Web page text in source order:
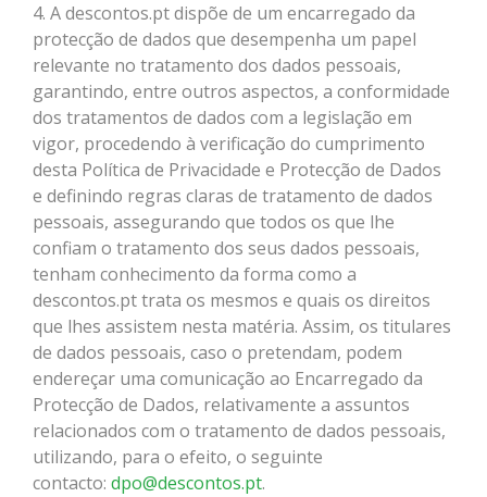
4. A descontos.pt dispõe de um encarregado da
protecção de dados que desempenha um papel
relevante no tratamento dos dados pessoais,
garantindo, entre outros aspectos, a conformidade
dos tratamentos de dados com a legislação em
vigor, procedendo à verificação do cumprimento
desta Política de Privacidade e Protecção de Dados
e definindo regras claras de tratamento de dados
pessoais, assegurando que todos os que lhe
confiam o tratamento dos seus dados pessoais,
tenham conhecimento da forma como a
descontos.pt trata os mesmos e quais os direitos
que lhes assistem nesta matéria. Assim, os titulares
de dados pessoais, caso o pretendam, podem
endereçar uma comunicação ao Encarregado da
Protecção de Dados, relativamente a assuntos
relacionados com o tratamento de dados pessoais,
utilizando, para o efeito, o seguinte
contacto: dpo@descontos.pt.